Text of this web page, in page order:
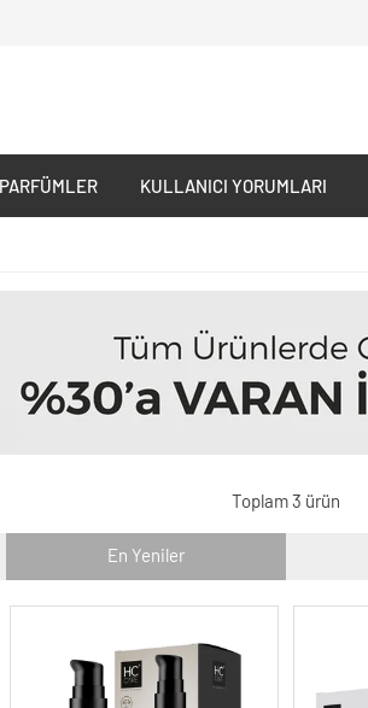
PARFÜMLER KULLANICI YORUMLARI
Toplam 3 ürün
En Yeniler